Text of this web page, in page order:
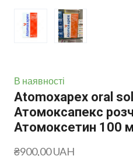
В наявності
Atomoxapex oral
Атомоксапекс
Атомоксетин 100
₴900,00 UAH